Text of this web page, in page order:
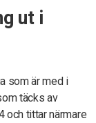
ut i
som är med i
täcks av
och tittar närmare